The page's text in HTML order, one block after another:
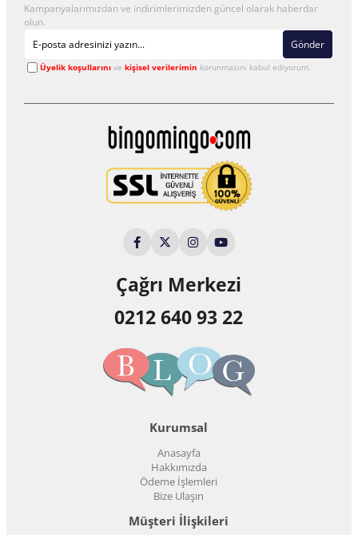
Kampanyalarımızdan ve indirimlerimizden güncel olarak haberdar
olun.
Gönder
Üyelik koşullarınıve kişisel verilerimin korunmasını kabul ediyorum.
Çağrı Merkezi
0212 640 93 22
Kurumsal
Anasayfa
Hakkımızda
Ödeme İşlemleri
Bize Ulaşın
Müşteri İlişkileri